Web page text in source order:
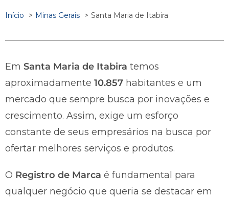
Início Minas Gerais Santa Maria de Itabira
Em Santa Maria de Itabira temos
aproximadamente 10.857 habitantes e um
mercado que sempre busca por inovações e
crescimento. Assim, exige um esforço
constante de seus empresários na busca por
ofertar melhores serviços e produtos.
O Registro de Marca é fundamental para
qualquer negócio que queria se destacar em